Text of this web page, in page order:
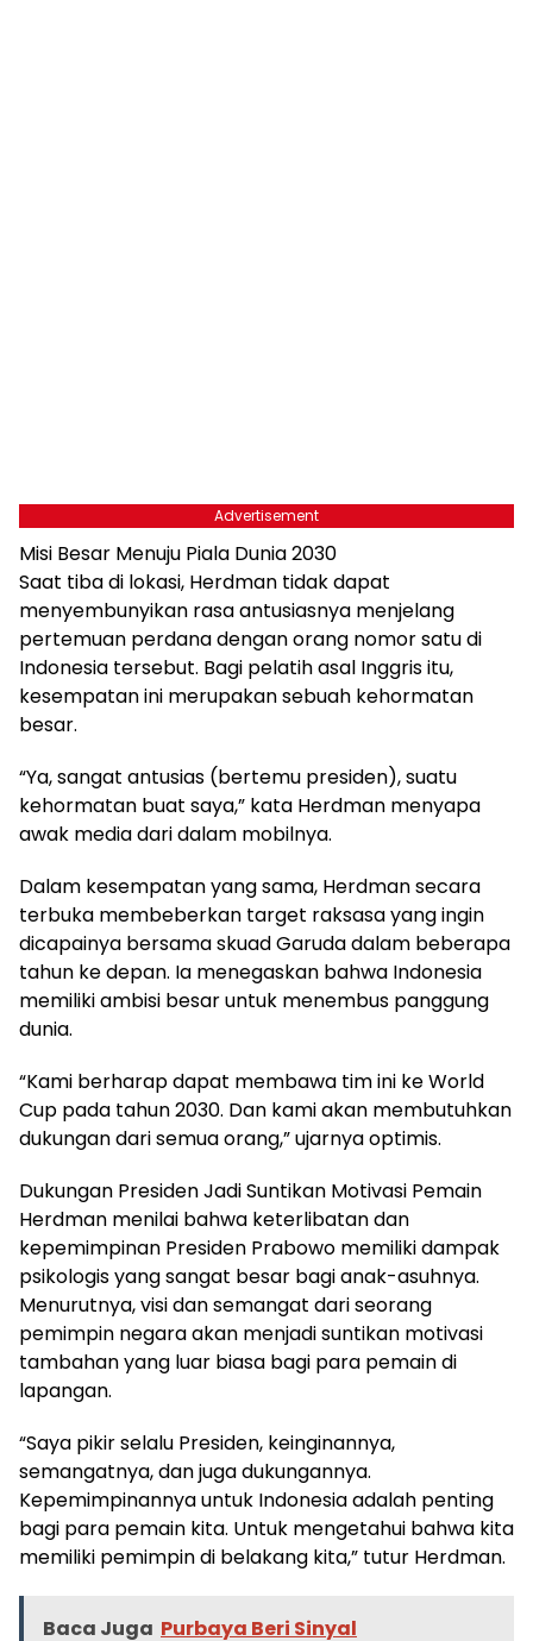
Advertisement
Misi Besar Menuju Piala Dunia 2030
Saat tiba di lokasi, Herdman tidak dapat
menyembunyikan rasa antusiasnya menjelang
pertemuan perdana dengan orang nomor satu di
Indonesia tersebut. Bagi pelatih asal Inggris itu,
kesempatan ini merupakan sebuah kehormatan
besar.
“Ya, sangat antusias (bertemu presiden), suatu
kehormatan buat saya,” kata Herdman menyapa
awak media dari dalam mobilnya.
Dalam kesempatan yang sama, Herdman secara
terbuka membeberkan target raksasa yang ingin
dicapainya bersama skuad Garuda dalam beberapa
tahun ke depan. Ia menegaskan bahwa Indonesia
memiliki ambisi besar untuk menembus panggung
dunia.
“Kami berharap dapat membawa tim ini ke World
Cup pada tahun 2030. Dan kami akan membutuhkan
dukungan dari semua orang,” ujarnya optimis.
Dukungan Presiden Jadi Suntikan Motivasi Pemain
Herdman menilai bahwa keterlibatan dan
kepemimpinan Presiden Prabowo memiliki dampak
psikologis yang sangat besar bagi anak-asuhnya.
Menurutnya, visi dan semangat dari seorang
pemimpin negara akan menjadi suntikan motivasi
tambahan yang luar biasa bagi para pemain di
lapangan.
“Saya pikir selalu Presiden, keinginannya,
semangatnya, dan juga dukungannya.
Kepemimpinannya untuk Indonesia adalah penting
bagi para pemain kita. Untuk mengetahui bahwa kita
memiliki pemimpin di belakang kita,” tutur Herdman.
Baca Juga Purbaya Beri Sinyal